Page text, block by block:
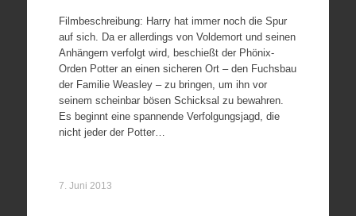
Filmbeschreibung: Harry hat immer noch die Spur
auf sich. Da er allerdings von Voldemort und seinen
Anhängern verfolgt wird, beschießt der Phönix-
Orden Potter an einen sicheren Ort – den Fuchsbau
der Familie Weasley – zu bringen, um ihn vor
seinem scheinbar bösen Schicksal zu bewahren.
Es beginnt eine spannende Verfolgungsjagd, die
nicht jeder der Potter…
7. Juni 2013